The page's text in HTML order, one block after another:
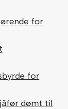
for
for
dømt til